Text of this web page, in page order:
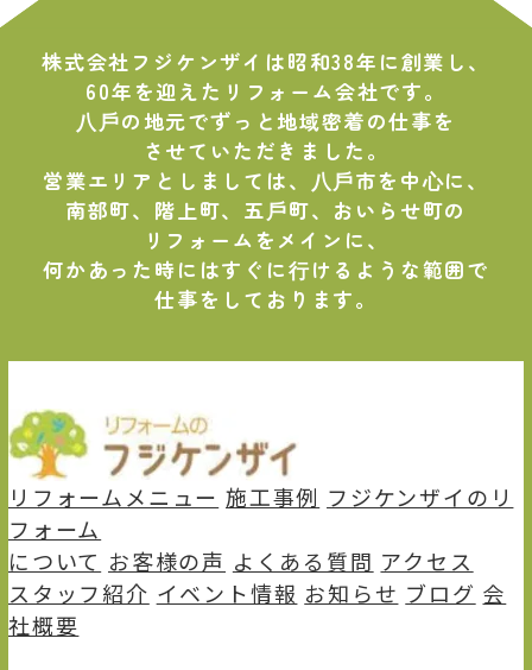
株式会社フジケンザイは昭和38年に創業し、
60年を迎えたリフォーム会社です。
⼋⼾の地元でずっと地域密着の仕事を
させていただきました。
営業エリアとしましては、⼋⼾市を中⼼に、
南部町、階上町、五⼾町、おいらせ町の
リフォームをメインに、
何かあった時にはすぐに⾏けるような範囲で
仕事をしております。
リフォームメニュー 施⼯事例 フジケンザイのリ
フォーム
について お客様の声 よくある質問 アクセス
スタッフ紹介 イベント情報 お知らせ ブログ 会
社概要